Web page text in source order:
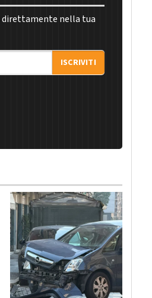
direttamente nella tua
ISCRIVITI